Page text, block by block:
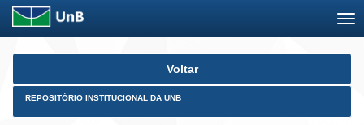
Skip
Voltar
REPOSITÓRIO INSTITUCIONAL DA UNB